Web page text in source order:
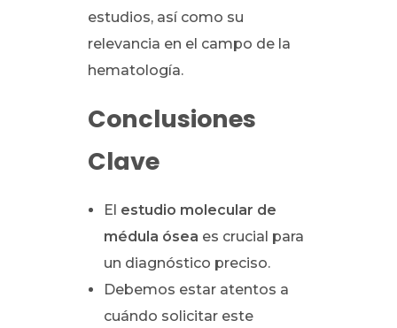
estudios, así como su
relevancia en el campo de la
hematología.
Conclusiones
Clave
El estudio molecular de
médula ósea es crucial para
un diagnóstico preciso.
Debemos estar atentos a
cuándo solicitar este